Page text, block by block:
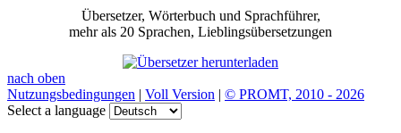
Übersetzer, Wörterbuch und Sprachführer,
mehr als 20 Sprachen, Lieblingsübersetzungen
nach oben
Nutzungsbedingungen | Voll Version | © PROMT, 2010 - 2026
Select a language